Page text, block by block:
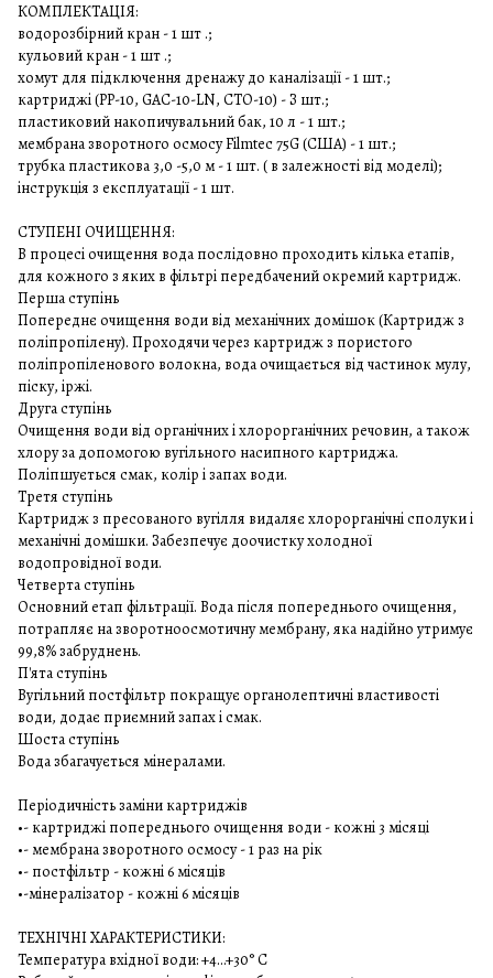
КОМПЛЕКТАЦІЯ:
водорозбірний кран - 1 шт .;
кульовий кран - 1 шт .;
хомут для підключення дренажу до каналізації - 1 шт.;
картриджі (РР-10, GAC-10-LN, СТО-10) - З шт.;
пластиковий накопичувальний бак, 10 л - 1 шт.;
мембрана зворотного осмосу Filmtec 75G (США) - 1 шт.;
трубка пластикова 3,0 -5,0 м - 1 шт. ( в залежності від моделі);
інструкція з експлуатації - 1 шт.
СТУПЕНІ ОЧИЩЕННЯ:
В процесі очищення вода послідовно проходить кілька етапів,
для кожного з яких в фільтрі передбачений окремий картридж.
Перша ступінь
Попереднє очищення води від механічних домішок (Картридж з
поліпропілену). Проходячи через картридж з пористого
поліпропіленового волокна, вода очищається від частинок мулу,
піску, іржі.
Друга ступінь
Очищення води від органічних і хлорорганічних речовин, а також
хлору за допомогою вугільного насипного картриджа.
Поліпшується смак, колір і запах води.
Третя ступінь
Картридж з пресованого вугілля видаляє хлорорганічні сполуки і
механічні домішки. Забезпечує доочистку холодної
водопровідної води.
Четверта ступінь
Основний етап фільтрації. Вода після попереднього очищення,
потрапляє на зворотноосмотичну мембрану, яка надійно утримує
99,8% забруднень.
П'ята ступінь
Вугільний постфільтр покращує органолептичні властивості
води, додає приємний запах і смак.
Шоста ступінь
Вода збагачується мінералами.
Періодичність заміни картриджів
•- картриджі попереднього очищення води - кожні 3 місяці
•- мембрана зворотного осмосу - 1 раз на рік
•- постфільтр - кожні 6 місяців
•-мінералізатор - кожні 6 місяців
ТЕХНІЧНІ ХАРАКТЕРИСТИКИ:
Температура вхідної води: +4…+30° С